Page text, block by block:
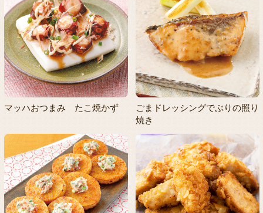
マッハおつまみ たこ焼かず
ごまドレッシングでぶりの照り
焼き